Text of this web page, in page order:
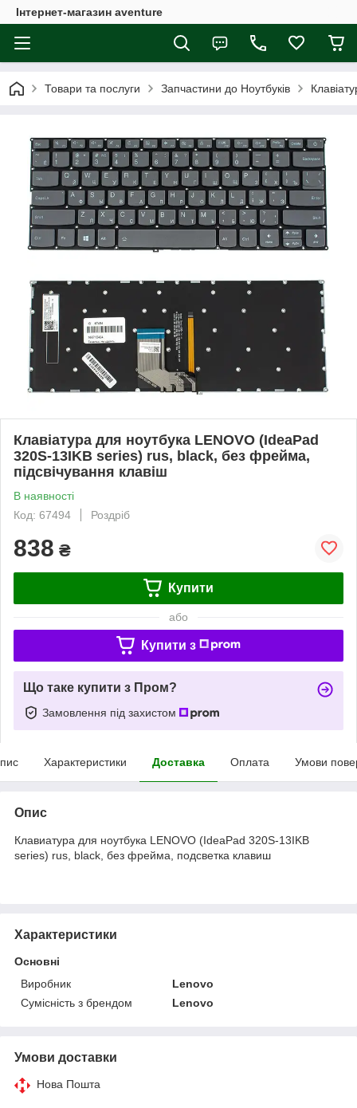
Інтернет-магазин aventure
Товари та послуги Запчастини до Ноутбуків
Клавіатура для ноутбука LENOVO (IdeaPad
320S-13IKB series) rus, black, без фрейма,
підсвічування клавіш
В наявності
Код: 67494
Роздріб
838 ₴
Купити
або
Купити з
Що таке купити з Пром?
Замовлення під захистом
Характеристики Доставка Оплата Умови
Опис
Клавиатура для ноутбука LENOVO (IdeaPad 320S-13IKB
series) rus, black, без фрейма, подсветка клавиш
Характеристики
Основні
Виробник
Lenovo
Сумісність з брендом
Lenovo
Умови доставки
Нова Пошта